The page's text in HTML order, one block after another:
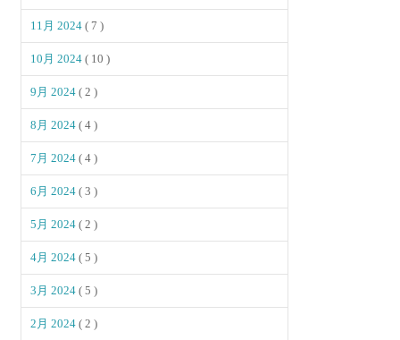
11月 2024( 7 )
10月 2024( 10 )
9月 2024( 2 )
8月 2024( 4 )
7月 2024( 4 )
6月 2024( 3 )
5月 2024( 2 )
4月 2024( 5 )
3月 2024( 5 )
2月 2024( 2 )